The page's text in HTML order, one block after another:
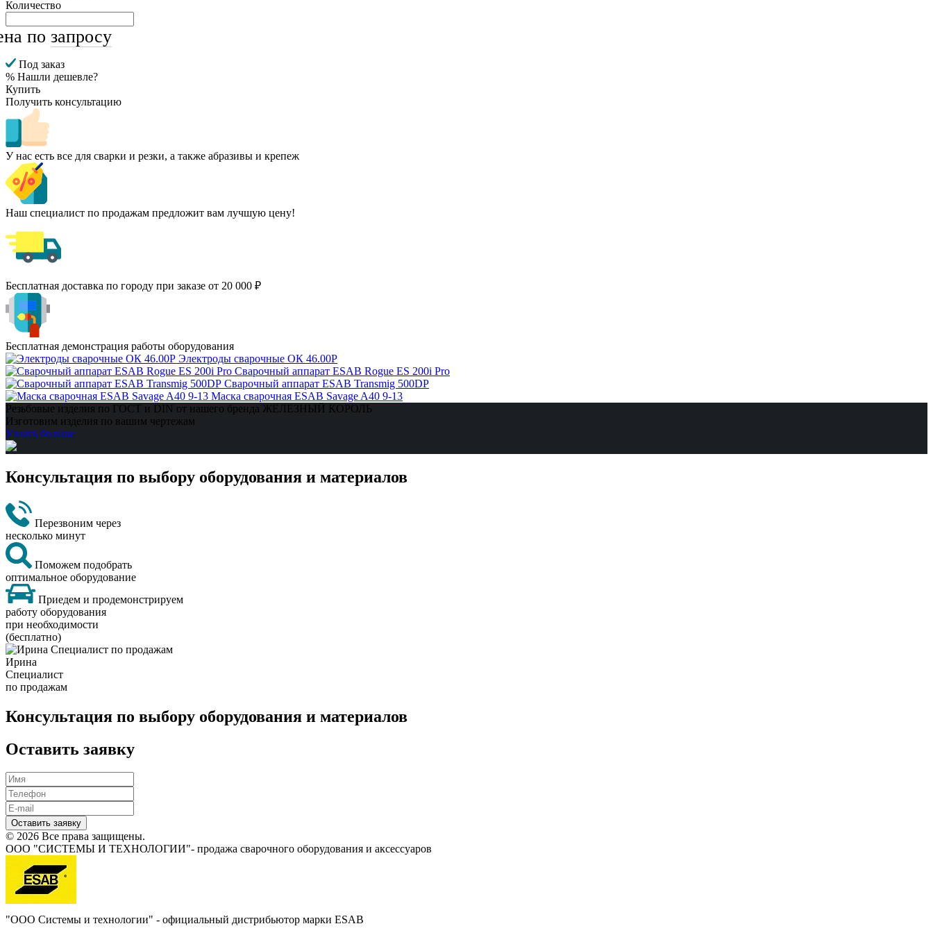
Количество
по запросу
Под заказ
% Нашли дешевле?
Купить
Получить консультацию
У нас есть все для сварки и резки, а также абразивы и крепеж
Наш специалист по продажам предложит вам лучшую цену!
Бесплатная доставка по городу при заказе от 20 000 ₽
Бесплатная демонстрация работы оборудования
Электроды сварочные ОК 46.00Р
Сварочный аппарат ESAB Rogue ES 200i Pro
Сварочный аппарат ESAB Transmig 500DP
Маска сварочная ESAB Savage A40 9-13
Резьбовые изделия по ГОСТ и DIN от нашего бренда ЖЕЛЕЗНЫЙ КОРОЛЬ
Изготовим изделия по вашим чертежам
Узнать больше
Консультация по выбору оборудования и материалов
Перезвоним через
несколько минут
Поможем подобрать
оптимальное оборудование
Приедем и продемонстрируем
работу оборудования
при необходимости
(бесплатно)
Ирина
Специалист
по продажам
Консультация по выбору оборудования и материалов
Оставить заявку
Оставить заявку
© 2026 Все права защищены.
ООО "СИСТЕМЫ И ТЕХНОЛОГИИ"- продажа сварочного оборудования и аксессуаров
"ООО Системы и технологии" - официальный дистрибьютор марки ESAB